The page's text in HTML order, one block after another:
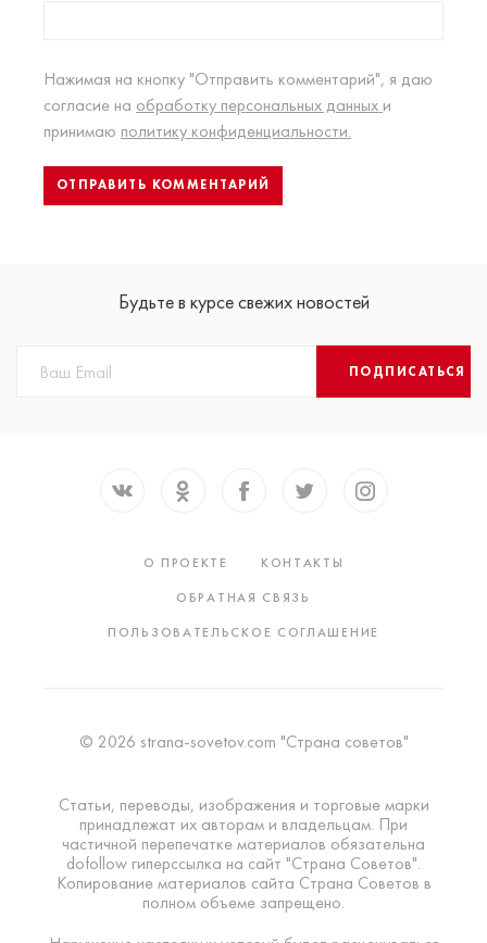
Нажимая на кнопку "Отправить комментарий", я даю
согласие на обработку персональных данных и
принимаю политику конфиденциальности.
Будьте в курсе свежих новостей
ПОДПИСАТЬСЯ
О ПРОЕКТЕ
КОНТАКТЫ
ОБРАТНАЯ СВЯЗЬ
ПОЛЬЗОВАТЕЛЬСКОЕ СОГЛАШЕНИЕ
© 2026 strana-sovetov.com "Страна советов"
Статьи, переводы, изображения и торговые марки
принадлежат их авторам и владельцам. При
частичной перепечатке материалов обязательна
dofollow гиперссылка на сайт "Страна Советов".
Копирование материалов сайта Страна Советов в
полном объеме запрещено.